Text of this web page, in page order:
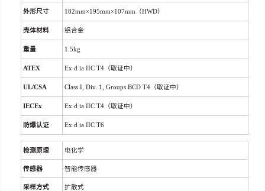
外形尺寸 182mm×195mm×107mm （HWD）
壳体材料 铝合金
重量 1.5kg
ATEX Ex d ia IIC T4（取证中）
UL/CSA Class I, Div. 1, Groups BCD T4（取证中）
IECEx Ex d ia IIC T4（取证中）
防爆认证 Ex d ia IIC T6
检测原理 电化学
传感器 智能传感器
采样方式 扩散式